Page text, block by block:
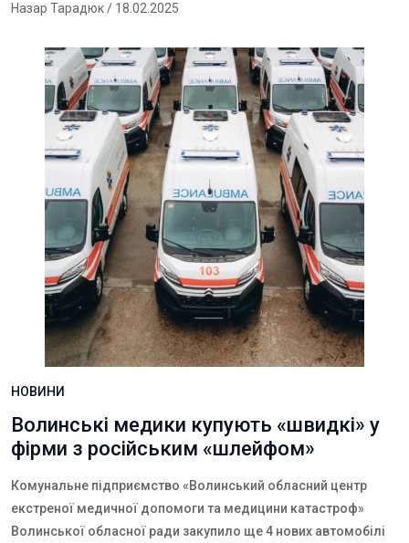
Назар Тарадюк/ 18.02.2025
НОВИНИ
Волинські медики купують «швидкі» у
фірми з російським «шлейфом»
Комунальне підприємство «Волинський обласний центр
екстреної медичної допомоги та медицини катастроф»
Волинської обласної ради закупило ще 4 нових автомобілі